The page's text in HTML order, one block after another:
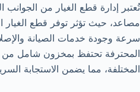
تُعتبر إدارة قطع الغيار من
مصاعد، حيث تؤثر توفر قطع
سرعة وجودة خدمات الصيانة
المحترفة تحتفظ بمخزون شامل من
المختلفة، مما يضمن الاستجابة